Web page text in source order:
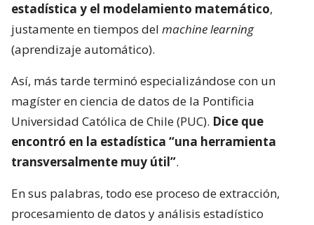
estadística y el modelamiento matemático,
justamente en tiempos del machine learning
(aprendizaje automático).
Así, más tarde terminó especializándose con un
magíster en ciencia de datos de la Pontificia
Universidad Católica de Chile (PUC). Dice que
encontró en la estadística “una herramienta
transversalmente muy útil”.
En sus palabras, todo ese proceso de extracción,
procesamiento de datos y análisis estadístico